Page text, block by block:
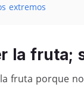
extremos
la fruta;
fruta porque